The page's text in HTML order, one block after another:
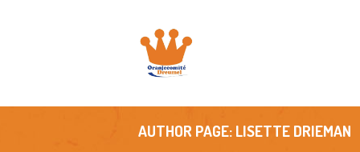
AUTHOR PAGE: LISETTE DRIEMAN